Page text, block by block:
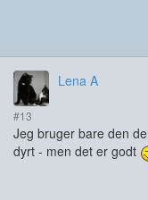
Lena A
#13
Jeg bruger bare den
dyrt - men det er godt